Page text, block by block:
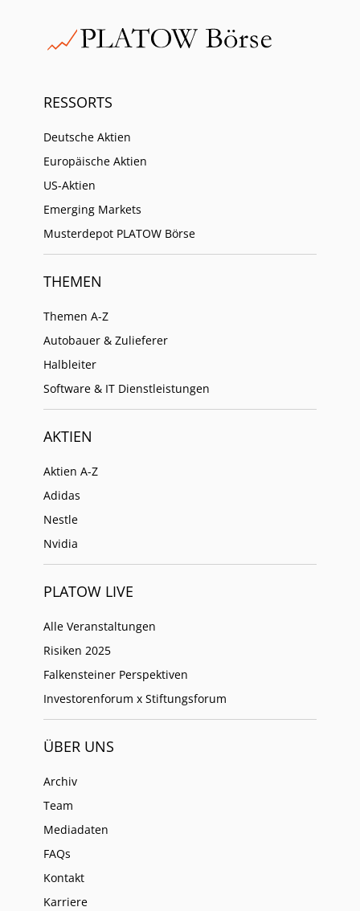
RESSORTS
Deutsche Aktien
Europäische Aktien
US-Aktien
Emerging Markets
Musterdepot PLATOW Börse
THEMEN
Themen A-Z
Autobauer & Zulieferer
Halbleiter
Software & IT Dienstleistungen
AKTIEN
Aktien A-Z
Adidas
Nestle
Nvidia
PLATOW LIVE
Alle Veranstaltungen
Risiken 2025
Falkensteiner Perspektiven
Investorenforum x Stiftungsforum
ÜBER UNS
Archiv
Team
Mediadaten
FAQs
Kontakt
Karriere